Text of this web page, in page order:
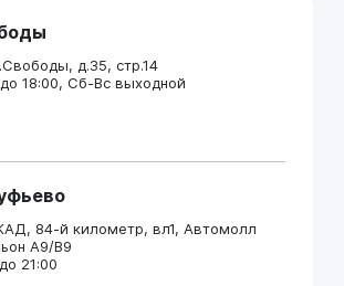
д.35, стр.14
18:00, Сб-Вс выходной
84-й километр, вл1, Автомолл
А9/В9
21:00